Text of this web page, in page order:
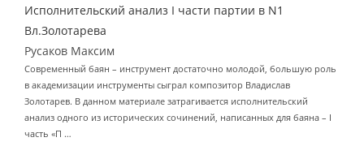
Исполнительский анализ I части партии в N1
Вл.Золотарева
Русаков Максим
Современный баян – инструмент достаточно молодой, большую роль
в академизации инструменты сыграл композитор Владислав
Золотарев. В данном материале затрагивается исполнительский
анализ одного из исторических сочинений, написанных для баяна – I
часть «П …